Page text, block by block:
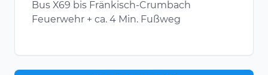
Bus X69 bis Fränkisch-Crumbach
Feuerwehr + ca. 4 Min. Fußweg